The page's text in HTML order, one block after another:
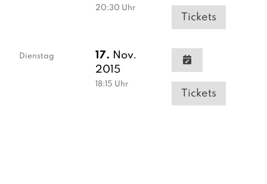
20:30 Uhr
Tickets
Dienstag 17. Nov.
2015
18:15 Uhr
Tickets